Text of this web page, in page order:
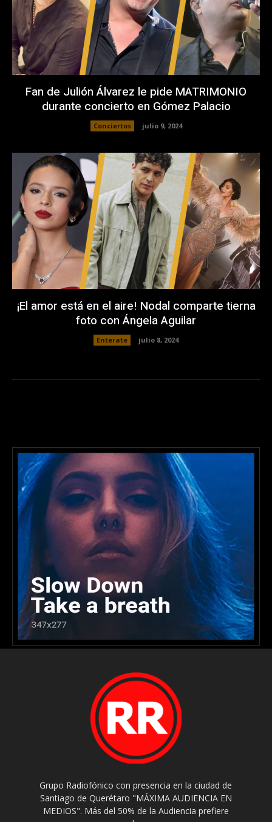
Fan de Julión Álvarez le pide MATRIMONIO
durante concierto en Gómez Palacio
Conciertos julio 9, 2024
¡El amor está en el aire! Nodal comparte tierna
foto con Ángela Aguilar
Enterate julio 8, 2024
Grupo Radiofónico con presencia en la ciudad de
Santiago de Querétaro "MÁXIMA AUDIENCIA EN
MEDIOS". Más del 50% de la Audiencia prefiere